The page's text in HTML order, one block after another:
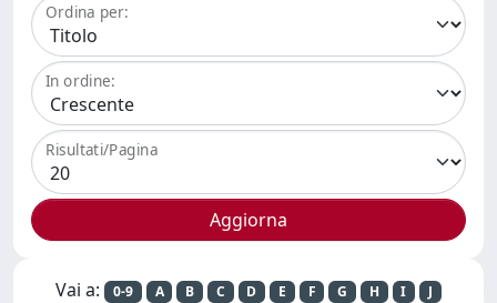
Ordina per:
In ordine:
Risultati/Pagina
Vai a: 0-9 A B C D E F G H I
J